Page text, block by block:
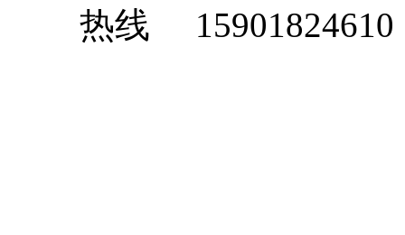
15901824610